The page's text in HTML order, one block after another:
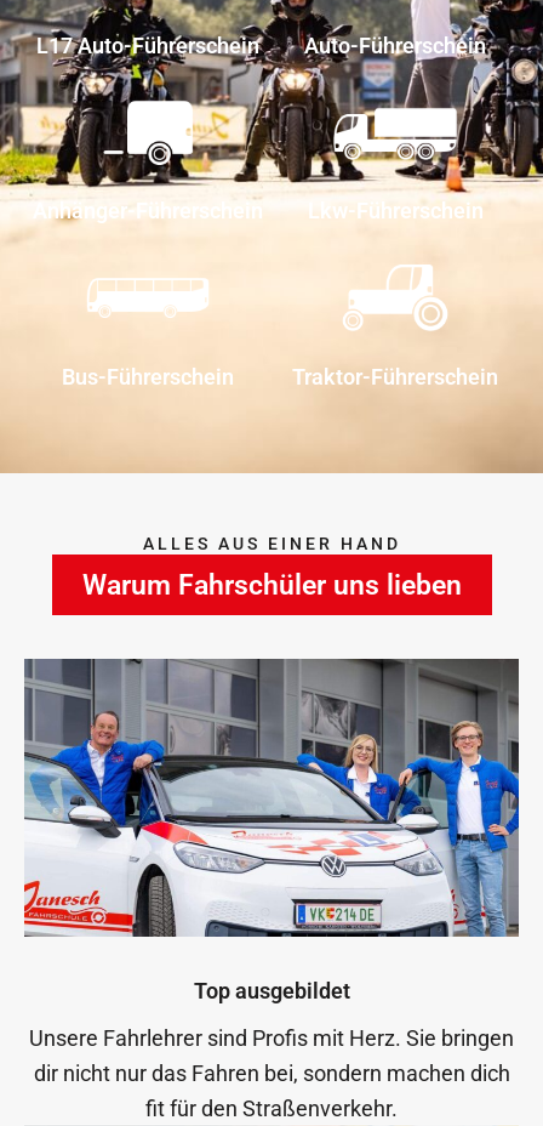
L17 Auto-Führerschein Auto-Führerschein
Anhänger-Führerschein Lkw-Führerschein
Bus-Führerschein Traktor-Führerschein
ALLES AUS EINER HAND
Warum Fahrschüler uns lieben
Top ausgebildet
Unsere Fahrlehrer sind Profis mit Herz. Sie bringen
dir nicht nur das Fahren bei, sondern machen dich
fit für den Straßenverkehr.